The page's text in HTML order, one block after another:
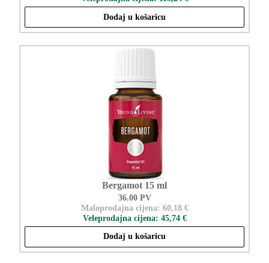
Dodaj u košaricu
Bergamot 15 ml
36.00 PV
Maloprodajna cijena: 60,18 €
Veleprodajna cijena: 45,74 €
Dodaj u košaricu